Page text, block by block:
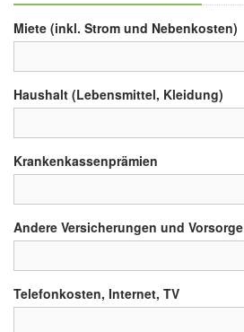
Miete (inkl. Strom und Nebenkosten)
Haushalt (Lebensmittel, Kleidung)
Krankenkassenprämien
Andere Versicherungen und Vorsorge
Telefonkosten, Internet, TV